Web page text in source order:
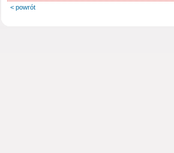
< powrót